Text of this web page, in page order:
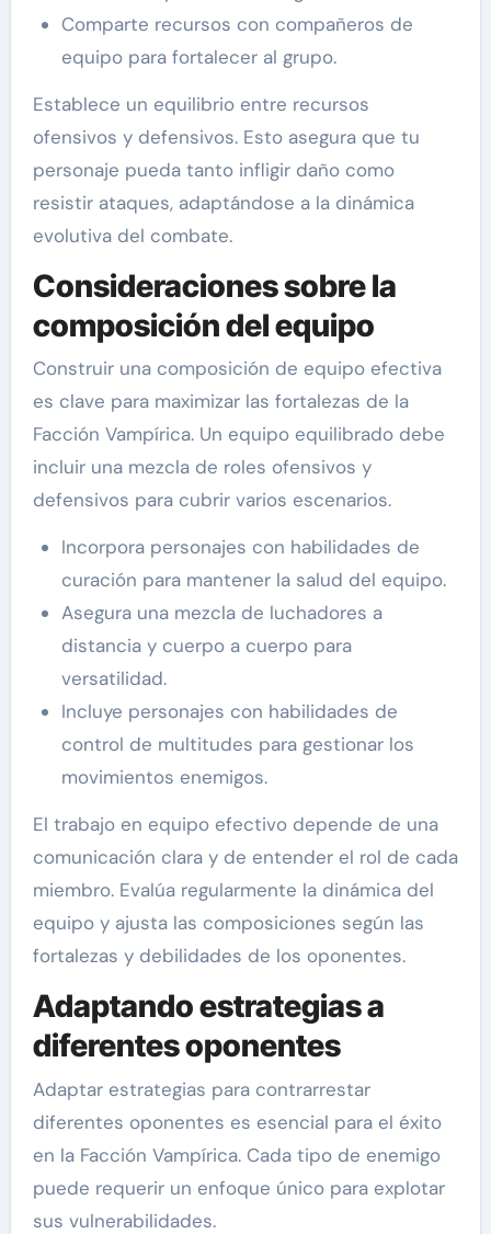
Comparte recursos con compañeros de
equipo para fortalecer al grupo.
Establece un equilibrio entre recursos
ofensivos y defensivos. Esto asegura que tu
personaje pueda tanto infligir daño como
resistir ataques, adaptándose a la dinámica
evolutiva del combate.
Consideraciones sobre la
composición del equipo
Construir una composición de equipo efectiva
es clave para maximizar las fortalezas de la
Facción Vampírica. Un equipo equilibrado debe
incluir una mezcla de roles ofensivos y
defensivos para cubrir varios escenarios.
Incorpora personajes con habilidades de
curación para mantener la salud del equipo.
Asegura una mezcla de luchadores a
distancia y cuerpo a cuerpo para
versatilidad.
Incluye personajes con habilidades de
control de multitudes para gestionar los
movimientos enemigos.
El trabajo en equipo efectivo depende de una
comunicación clara y de entender el rol de cada
miembro. Evalúa regularmente la dinámica del
equipo y ajusta las composiciones según las
fortalezas y debilidades de los oponentes.
Adaptando estrategias a
diferentes oponentes
Adaptar estrategias para contrarrestar
diferentes oponentes es esencial para el éxito
en la Facción Vampírica. Cada tipo de enemigo
puede requerir un enfoque único para explotar
sus vulnerabilidades.